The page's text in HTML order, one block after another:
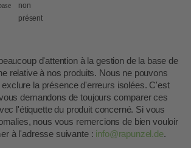
non
présent
d'attention à la gestion de la base de
relative à nos produits. Nous ne pouvons
la présence d'erreurs isolées. C'est
demandons de toujours comparer ces
l'étiquette du produit concerné. Si vous
nous vous remercions de bien vouloir
à l'adresse suivante : info@rapunzel.de.